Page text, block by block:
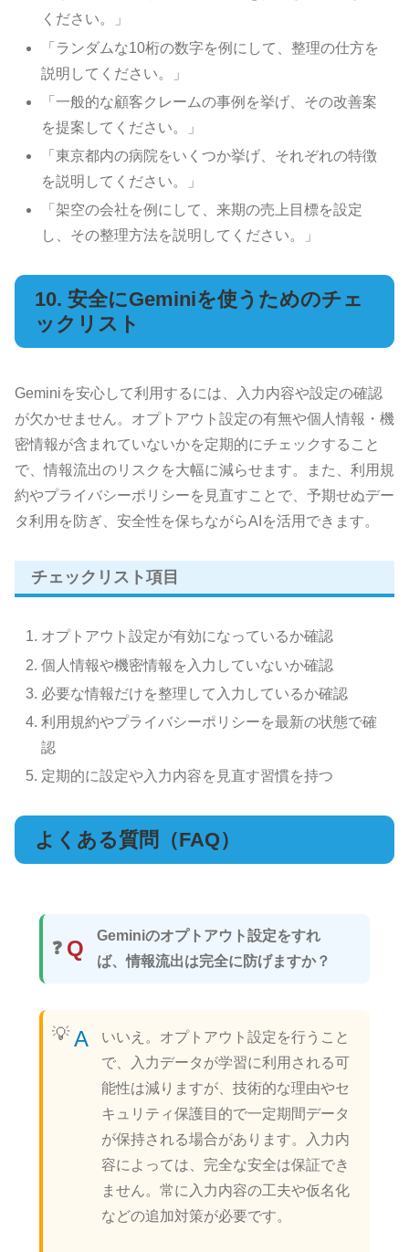
ください。」
「ランダムな10桁の数字を例にして、整理の仕方を
説明してください。」
「一般的な顧客クレームの事例を挙げ、その改善案
を提案してください。」
「東京都内の病院をいくつか挙げ、それぞれの特徴
を説明してください。」
「架空の会社を例にして、来期の売上目標を設定
し、その整理方法を説明してください。」
10. 安全にGeminiを使うためのチェ
ックリスト
Geminiを安心して利用するには、入力内容や設定の確認
が欠かせません。オプトアウト設定の有無や個人情報・機
密情報が含まれていないかを定期的にチェックすること
で、情報流出のリスクを大幅に減らせます。また、利用規
約やプライバシーポリシーを見直すことで、予期せぬデー
タ利用を防ぎ、安全性を保ちながらAIを活用できます。
チェックリスト項目
オプトアウト設定が有効になっているか確認
個人情報や機密情報を入力していないか確認
必要な情報だけを整理して入力しているか確認
利用規約やプライバシーポリシーを最新の状態で確
認
定期的に設定や入力内容を見直す習慣を持つ
よくある質問（FAQ）
Q
Geminiのオプトアウト設定をすれ
ば、情報流出は完全に防げますか？
A
いいえ。オプトアウト設定を行うこと
で、入力データが学習に利用される可
能性は減りますが、技術的な理由やセ
キュリティ保護目的で一定期間データ
が保持される場合があります。入力内
容によっては、完全な安全は保証でき
ません。常に入力内容の工夫や仮名化
などの追加対策が必要です。